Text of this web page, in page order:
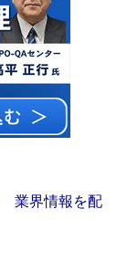
業界情報を配